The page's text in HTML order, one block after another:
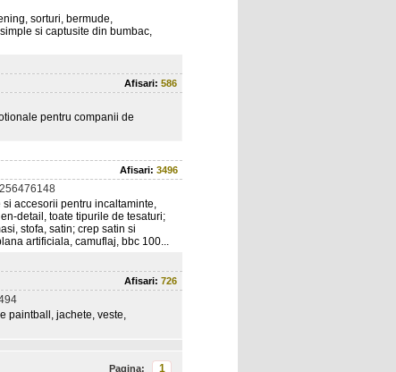
sorturi, bermude,
si captusite din bumbac,
Afisari: 586
pentru companii de
Afisari: 3496
accesorii pentru incaltaminte,
detail, toate tipurile de tesaturi;
stofa, satin; crep satin si
artificiala, camuflaj, bbc 100...
Afisari: 726
paintball, jachete, veste,
Pagina: 1